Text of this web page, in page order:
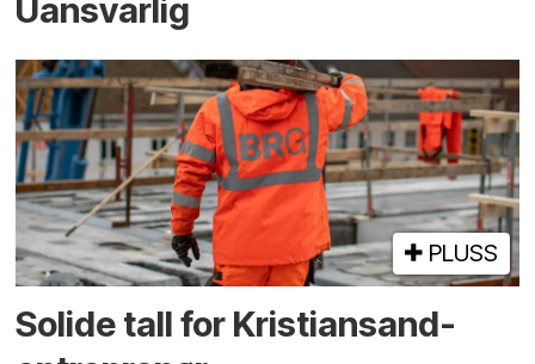
Uansvarlig
PLUSS
Solide tall for Kristiansand-